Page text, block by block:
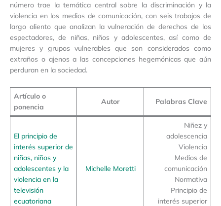
número trae la temática central sobre la discriminación y la
violencia en los medios de comunicación, con seis trabajos de
largo aliento que analizan la vulneración de derechos de los
espectadores, de niñas, niños y adolescentes, así como de
mujeres y grupos vulnerables que son considerados como
extraños o ajenos a las concepciones hegemónicas que aún
perduran en la sociedad.
Artículo o
ponencia
Autor Palabras Clave
El principio de
interés superior de
niñas, niños y
adolescentes y la
violencia en la
televisión
ecuatoriana
Michelle Moretti
Niñez y
adolescencia
Violencia
Medios de
comunicación
Normativa
Principio de
interés superior